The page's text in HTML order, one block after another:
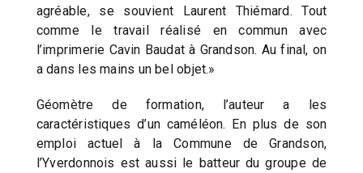
agréable, se souvient Laurent Thiémard. Tout
comme le travail réalisé en commun avec
l’imprimerie Cavin Baudat à Grandson. Au final, on
a dans les mains un bel objet.»
Géomètre de formation, l’auteur a les
caractéristiques d’un caméléon. En plus de son
emploi actuel à la Commune de Grandson,
l’Yverdonnois est aussi le batteur du groupe de